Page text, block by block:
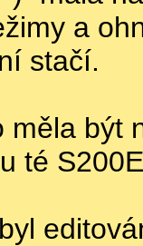
a
stačí.
měla být
té